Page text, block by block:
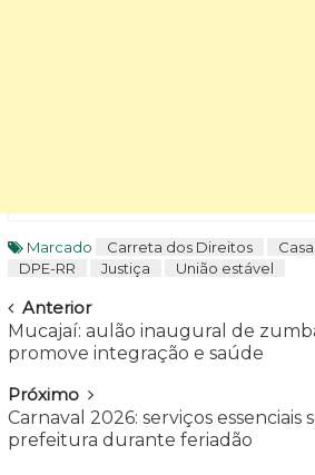
Marcado Carreta dos Direitos Casal
DPE-RR
Justiça União estável
Navegar
Anterior
Mucajaí: aulão inaugural de
promove integração e saúde
Próximo
Carnaval 2026: serviços essenciais
prefeitura durante feriadão